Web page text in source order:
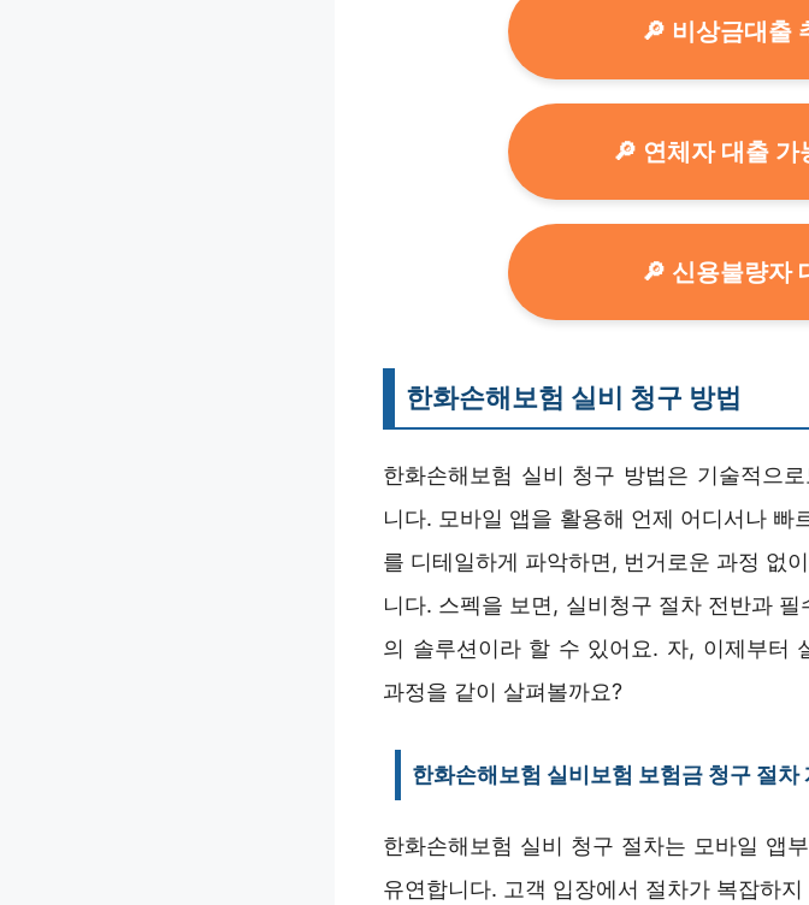
🔎 비상금대출
🔎 연체자 대출
🔎 신용불량자
한화손해보험 실비 청구 방법
한화손해보험 실비 청구 방법은 기술적으
니다. 모바일 앱을 활용해 언제 어디서나
를 디테일하게 파악하면, 번거로운 과정 없
니다. 스펙을 보면, 실비청구 절차 전반과
의 솔루션이라 할 수 있어요. 자, 이제부터
과정을 같이 살펴볼까요?
한화손해보험 실비보험 보험금 청구 절차
한화손해보험 실비 청구 절차는 모바일 앱
유연합니다. 고객 입장에서 절차가 복잡하